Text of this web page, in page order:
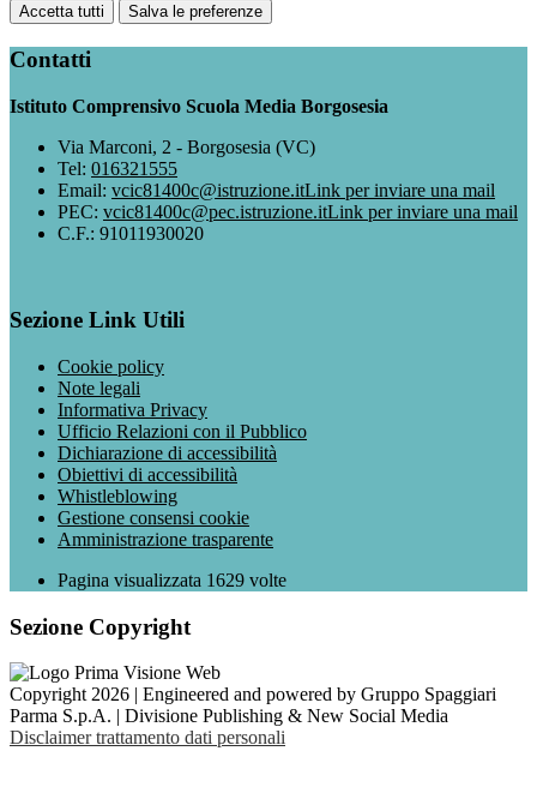
Accetta tutti Salva le preferenze
Contatti
Istituto Comprensivo Scuola Media Borgosesia
Via Marconi, 2 - Borgosesia (VC)
Tel: 016321555
Email: vcic81400c@istruzione.itLink per inviare una mail
PEC: vcic81400c@pec.istruzione.itLink per inviare una mail
C.F.: 91011930020
Sezione Link Utili
Cookie policy
Note legali
Informativa Privacy
Ufficio Relazioni con il Pubblico
Dichiarazione di accessibilità
Obiettivi di accessibilità
Whistleblowing
Gestione consensi cookie
Amministrazione trasparente
Pagina visualizzata 1629 volte
Sezione Copyright
Copyright 2026 | Engineered and powered by Gruppo Spaggiari
Parma S.p.A. | Divisione Publishing & New Social Media
Disclaimer trattamento dati personali